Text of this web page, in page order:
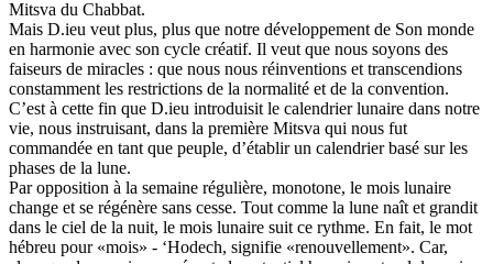
Mitsva du Chabbat.
Mais D.ieu veut plus, plus que notre développement de Son monde
en harmonie avec son cycle créatif. Il veut que nous soyons des
faiseurs de miracles : que nous nous réinventions et transcendions
constamment les restrictions de la normalité et de la convention.
C’est à cette fin que D.ieu introduisit le calendrier lunaire dans notre
vie, nous instruisant, dans la première Mitsva qui nous fut
commandée en tant que peuple, d’établir un calendrier basé sur les
phases de la lune.
Par opposition à la semaine régulière, monotone, le mois lunaire
change et se régénère sans cesse. Tout comme la lune naît et grandit
dans le ciel de la nuit, le mois lunaire suit ce rythme. En fait, le mot
hébreu pour «mois» - ‘Hodech, signifie «renouvellement». Car,